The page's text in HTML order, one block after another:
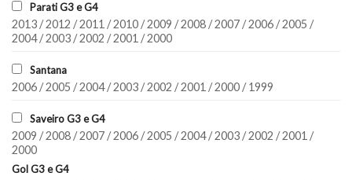
Parati G3 e G4
2013 / 2012 / 2011 / 2010 / 2009 / 2008 / 2007 / 2006 / 2005 /
2004 / 2003 / 2002 / 2001 / 2000
Santana
2006 / 2005 / 2004 / 2003 / 2002 / 2001 / 2000 / 1999
Saveiro G3 e G4
2009 / 2008 / 2007 / 2006 / 2005 / 2004 / 2003 / 2002 / 2001 /
2000
Gol G3 e G4